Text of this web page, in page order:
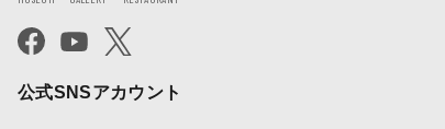
公式SNSアカウント